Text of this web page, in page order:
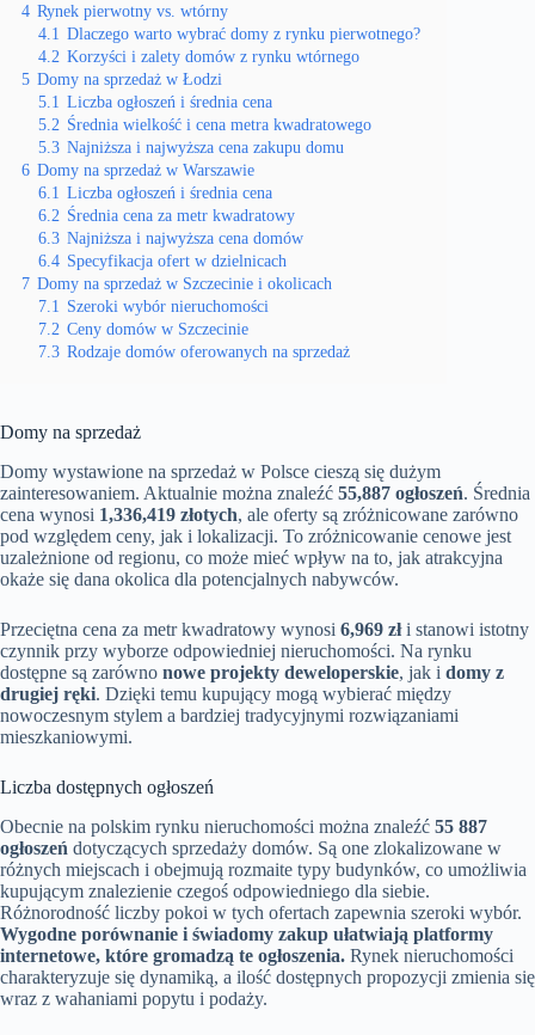
4 Rynek pierwotny vs. wtórny
4.1 Dlaczego warto wybrać domy z rynku pierwotnego?
4.2 Korzyści i zalety domów z rynku wtórnego
5 Domy na sprzedaż w Łodzi
5.1 Liczba ogłoszeń i średnia cena
5.2 Średnia wielkość i cena metra kwadratowego
5.3 Najniższa i najwyższa cena zakupu domu
6 Domy na sprzedaż w Warszawie
6.1 Liczba ogłoszeń i średnia cena
6.2 Średnia cena za metr kwadratowy
6.3 Najniższa i najwyższa cena domów
6.4 Specyfikacja ofert w dzielnicach
7 Domy na sprzedaż w Szczecinie i okolicach
7.1 Szeroki wybór nieruchomości
7.2 Ceny domów w Szczecinie
7.3 Rodzaje domów oferowanych na sprzedaż
Domy na sprzedaż
Domy wystawione na sprzedaż w Polsce cieszą się dużym
zainteresowaniem. Aktualnie można znaleźć 55,887 ogłoszeń. Średnia
cena wynosi 1,336,419 złotych, ale oferty są zróżnicowane zarówno
pod względem ceny, jak i lokalizacji. To zróżnicowanie cenowe jest
uzależnione od regionu, co może mieć wpływ na to, jak atrakcyjna
okaże się dana okolica dla potencjalnych nabywców.
Przeciętna cena za metr kwadratowy wynosi 6,969 złi stanowi istotny
czynnik przy wyborze odpowiedniej nieruchomości. Na rynku
dostępne są zarówno nowe projekty deweloperskie, jak i domy z
drugiej ręki. Dzięki temu kupujący mogą wybierać między
nowoczesnym stylem a bardziej tradycyjnymi rozwiązaniami
mieszkaniowymi.
Liczba dostępnych ogłoszeń
Obecnie na polskim rynku nieruchomości można znaleźć 55 887
ogłoszeń dotyczących sprzedaży domów. Są one zlokalizowane w
różnych miejscach i obejmują rozmaite typy budynków, co umożliwia
kupującym znalezienie czegoś odpowiedniego dla siebie.
Różnorodność liczby pokoi w tych ofertach zapewnia szeroki wybór.
Wygodne porównanie i świadomy zakup ułatwiają platformy
internetowe, które gromadzą te ogłoszenia. Rynek nieruchomości
charakteryzuje się dynamiką, a ilość dostępnych propozycji zmienia się
wraz z wahaniami popytu i podaży.